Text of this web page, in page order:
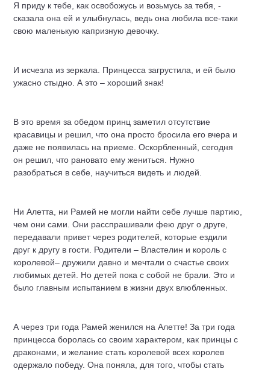
Я приду к тебе, как освобожусь и возьмусь за тебя, -
сказала она ей и улыбнулась, ведь она любила все-таки
свою маленькую капризную девочку.
И исчезла из зеркала. Принцесса загрустила, и ей было
ужасно стыдно. А это – хороший знак!
В это время за обедом принц заметил отсутствие
красавицы и решил, что она просто бросила его вчера и
даже не появилась на приеме. Оскорбленный, сегодня
он решил, что рановато ему жениться. Нужно
разобраться в себе, научиться видеть и людей.
Ни Алетта, ни Рамей не могли найти себе лучше партию,
чем они сами. Они расспрашивали фею друг о друге,
передавали привет через родителей, которые ездили
друг к другу в гости. Родители – Властелин и король с
королевой– дружили давно и мечтали о счастье своих
любимых детей. Но детей пока с собой не брали. Это и
было главным испытанием в жизни двух влюбленных.
А через три года Рамей женился на Алетте! За три года
принцесса боролась со своим характером, как принцы с
драконами, и желание стать королевой всех королев
одержало победу. Она поняла, для того, чтобы стать